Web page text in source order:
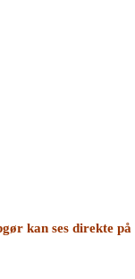
kan ses direkte på